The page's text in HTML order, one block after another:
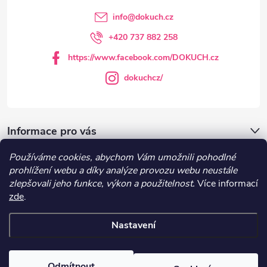
Používáme cookies, abychom Vám umožnili pohodlné
prohlížení webu a díky analýze provozu webu neustále
zlepšovali jeho funkce, výkon a použitelnost. Více informací
zde.
Nastavení
i
s
u
Informace pro vás
DOKUCH.cz
info@dokuch.cz
+420 737 882 258
https://www.facebook.com/DOKUCH.cz
dokuchcz/
Recepty
cookies